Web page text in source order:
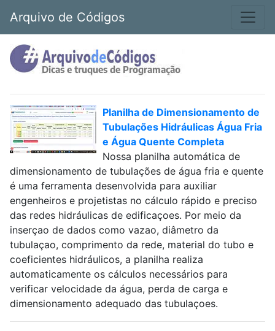
Arquivo de Códigos
Planilha de Dimensionamento de
Tubulações Hidráulicas Água Fria
e Água Quente Completa
Nossa planilha automática de
dimensionamento de tubulações de água fria e quente
é uma ferramenta desenvolvida para auxiliar
engenheiros e projetistas no cálculo rápido e preciso
das redes hidráulicas de edificaçoes. Por meio da
inserçao de dados como vazao, diâmetro da
tubulaçao, comprimento da rede, material do tubo e
coeficientes hidráulicos, a planilha realiza
automaticamente os cálculos necessários para
verificar velocidade da água, perda de carga e
dimensionamento adequado das tubulaçoes.